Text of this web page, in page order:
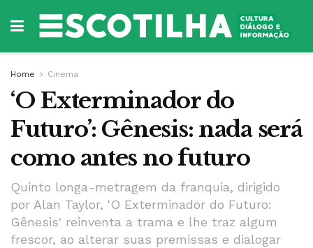
Home Cinema
‘O Exterminador do
Futuro’: Gênesis: nada será
como antes no futuro
Quinto longa-metragem da franquia, dirigido
por Alan Taylor, 'O Exterminador do Futuro:
Gênesis' reinventa a trama e lhe traz algum
frescor, ao alterar suas premissas e dialogar